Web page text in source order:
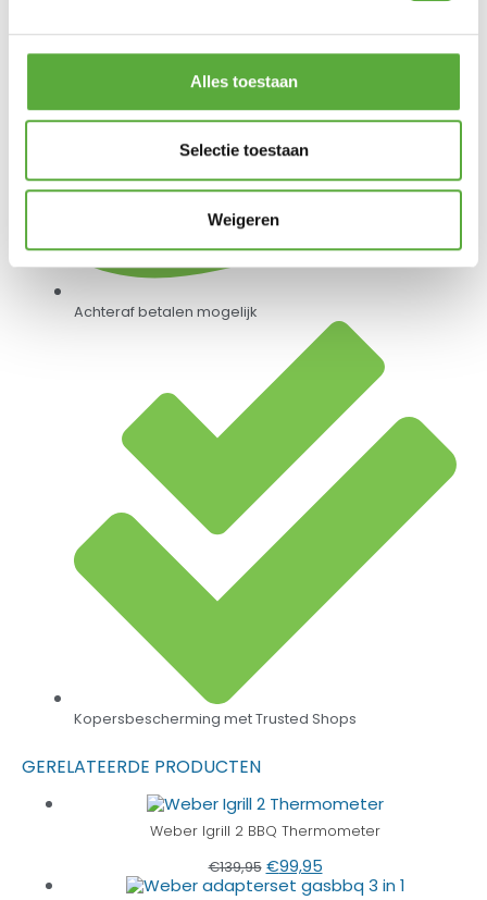
Alles toestaan
Selectie toestaan
Weigeren
Achteraf betalen mogelijk
Kopersbescherming met Trusted Shops
GERELATEERDE PRODUCTEN
Weber Igrill 2 BBQ Thermometer
€139,95 €99,95